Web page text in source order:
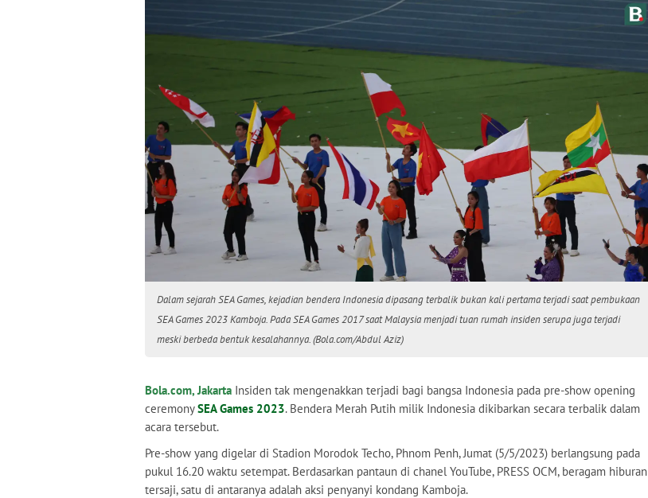
Dalam sejarah SEA Games, kejadian bendera Indonesia dipasang terbalik bukan kali pertama terjadi saat pembukaan
SEA Games 2023 Kamboja. Pada SEA Games 2017 saat Malaysia menjadi tuan rumah insiden serupa juga terjadi
meski berbeda bentuk kesalahannya. (Bola.com/Abdul Aziz)
Bola.com, Jakarta Insiden tak mengenakkan terjadi bagi bangsa Indonesia pada pre-show opening
ceremonySEA Games 2023. Bendera Merah Putih milik Indonesia dikibarkan secara terbalik dalam
acara tersebut.
Pre-show yang digelar di Stadion Morodok Techo, Phnom Penh, Jumat (5/5/2023) berlangsung pada
pukul 16.20 waktu setempat. Berdasarkan pantaun di chanel YouTube, PRESS OCM, beragam hiburan
tersaji, satu di antaranya adalah aksi penyanyi kondang Kamboja.